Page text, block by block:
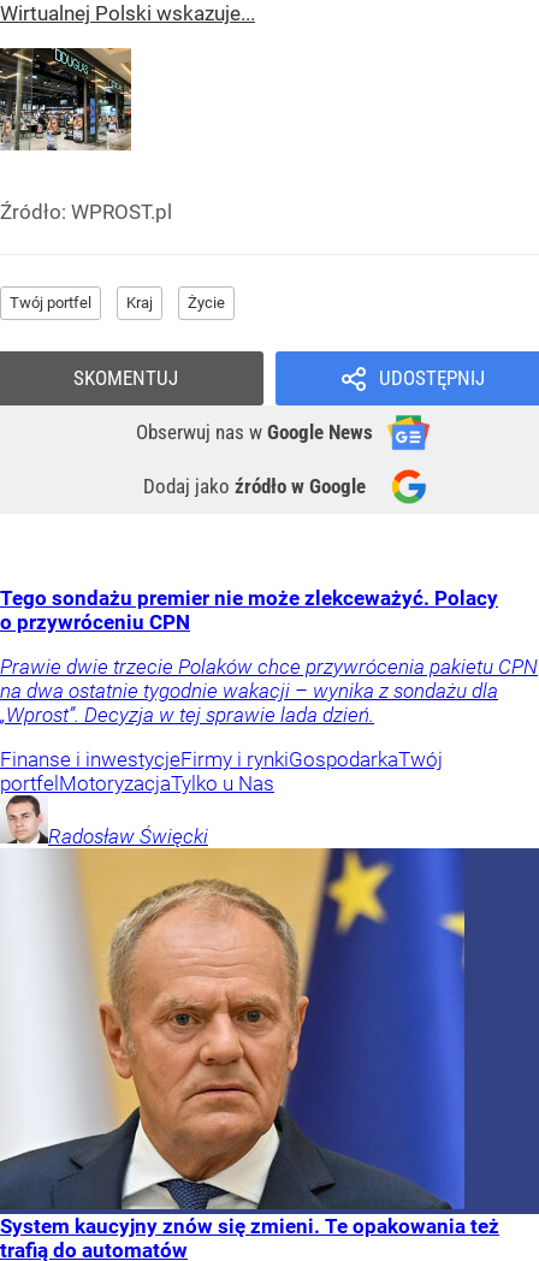
Wirtualnej Polski wskazuje...
Źródło: WPROST.pl
Twój portfel Kraj Życie
UDOSTĘPNIJ
Obserwuj nas w Google News
Dodaj jako źródło w Google
SKOMENTUJ
Tego sondażu premier nie może zlekceważyć. Polacy
o przywróceniu CPN
Prawie dwie trzecie Polaków chce przywrócenia pakietu CPN
na dwa ostatnie tygodnie wakacji – wynika z sondażu dla
„Wprost”. Decyzja w tej sprawie lada dzień.
Finanse i inwestycjeFirmy i rynkiGospodarkaTwój
portfel MotoryzacjaTylko u Nas
Radosław Święcki
System kaucyjny znów się zmieni. Te opakowania też
trafią do automatów